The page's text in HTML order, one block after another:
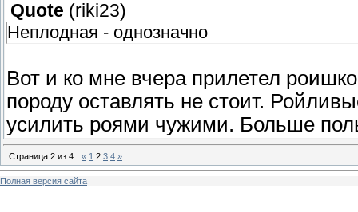
Quote (riki23)
Неплодная - однозначно
Вот и ко мне вчера прилетел
породу оставлять не стоит.
усилить роями чужими. Больше
Страница 2 из 4 « 1 2 3 4 »
Полная версия сайта